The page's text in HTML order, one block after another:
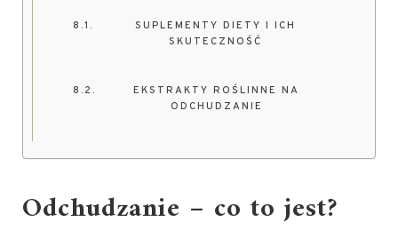
SUPLEMENTY DIETY I ICH
SKUTECZNOŚĆ
EKSTRAKTY ROŚLINNE NA
ODCHUDZANIE
Odchudzanie – co to jest?